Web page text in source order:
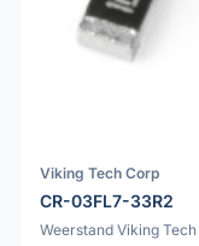
Viking Tech Corp
CR-03FL7-33R2
Weerstand Viking